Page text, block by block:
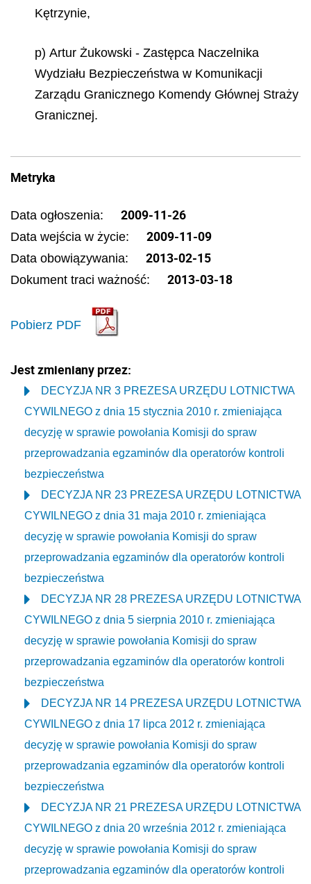
Kętrzynie,
p) Artur Żukowski - Zastępca Naczelnika
Wydziału Bezpieczeństwa w Komunikacji
Zarządu Granicznego Komendy Głównej Straży
Granicznej.
Metryka
Data ogłoszenia: 2009-11-26
Data wejścia w życie: 2009-11-09
Data obowiązywania: 2013-02-15
Dokument traci ważność: 2013-03-18
Pobierz PDF
Jest zmieniany przez:
DECYZJA NR 3 PREZESA URZĘDU LOTNICTWA
CYWILNEGO z dnia 15 stycznia 2010 r. zmieniająca
decyzję w sprawie powołania Komisji do spraw
przeprowadzania egzaminów dla operatorów kontroli
bezpieczeństwa
DECYZJA NR 23 PREZESA URZĘDU LOTNICTWA
CYWILNEGO z dnia 31 maja 2010 r. zmieniająca
decyzję w sprawie powołania Komisji do spraw
przeprowadzania egzaminów dla operatorów kontroli
bezpieczeństwa
DECYZJA NR 28 PREZESA URZĘDU LOTNICTWA
CYWILNEGO z dnia 5 sierpnia 2010 r. zmieniająca
decyzję w sprawie powołania Komisji do spraw
przeprowadzania egzaminów dla operatorów kontroli
bezpieczeństwa
DECYZJA NR 14 PREZESA URZĘDU LOTNICTWA
CYWILNEGO z dnia 17 lipca 2012 r. zmieniająca
decyzję w sprawie powołania Komisji do spraw
przeprowadzania egzaminów dla operatorów kontroli
bezpieczeństwa
DECYZJA NR 21 PREZESA URZĘDU LOTNICTWA
CYWILNEGO z dnia 20 września 2012 r. zmieniająca
decyzję w sprawie powołania Komisji do spraw
przeprowadzania egzaminów dla operatorów kontroli